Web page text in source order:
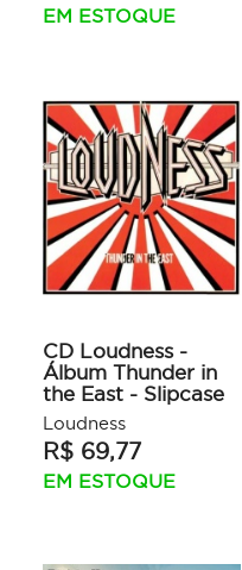
EM ESTOQUE
CD Loudness -
Álbum Thunder in
the East - Slipcase
Loudness
R$ 69,77
EM ESTOQUE